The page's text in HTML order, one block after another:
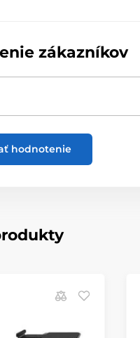
zákazníkov
hodnotenie